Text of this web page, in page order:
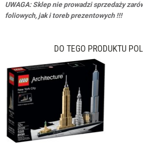
UWAGA: Sklep nie prowadzi sprzedaży
foliowych, jak i toreb prezentowych !!!
DO TEGO PRODUKTU